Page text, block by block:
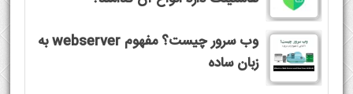
وب سرور چیست؟ مفهوم webserver به
زبان ساده